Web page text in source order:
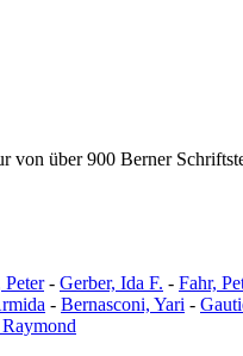
über 900 Berner
- Gerber, Ida F. - Fahr,
- Bernasconi, Yari -